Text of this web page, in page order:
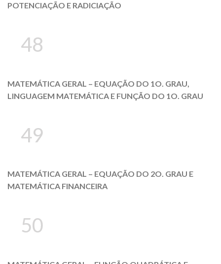
POTENCIAÇÃO E RADICIAÇÃO
48
MATEMÁTICA GERAL – EQUAÇÃO DO 1O. GRAU,
LINGUAGEM MATEMÁTICA E FUNÇÃO DO 1O. GRAU
49
MATEMÁTICA GERAL – EQUAÇÃO DO 2O. GRAU E
MATEMÁTICA FINANCEIRA
50